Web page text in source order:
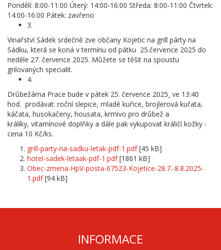
Pondělí: 8:00-11:00 Úterý: 14:00-16:00 Středa: 8:00-11:00 Čtvrtek:
14:00-16:00 Pátek: zavřeno
3.
Vinařství Sádek srdečně zve občany Kojetic na grill párty na
Sádku, která se koná v termínu od pátku 25.července 2025 do
neděle 27. července 2025. Můžete se těšit na spoustu
grilovaných specialit.
4.
Drůbežárna Prace bude v pátek 25. července 2025 ve 13:40
hod. prodávat: roční slepice, mladé kuřice, brojlerová kuřata,
káčata, husokačeny, housata, krmivo pro drůbež a
králíky, vitamínové doplňky a dále pak vykupovat králičí kožky -
cena 10 Kč/ks.
grill-party-na-sadku-letak-pdf-1.pdf[45 kB]
hotel-sadek-letaak-pdf-1.pdf[1861 kB]
Obec-zmena-HpV-posta-67523-Kojetice-28.7.-8.8.2025-
1.pdf[94 kB]
INFORMACE